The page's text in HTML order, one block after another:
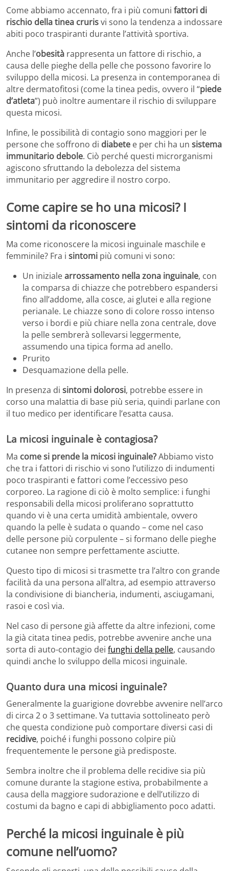
Come abbiamo accennato, fra i più comuni fattori di
rischio della tinea crurisvi sono la tendenza a indossare
abiti poco traspiranti durante l’attività sportiva.
Anche l’obesità rappresenta un fattore di rischio, a
causa delle pieghe della pelle che possono favorire lo
sviluppo della micosi. La presenza in contemporanea di
altre dermatofitosi (come la tinea pedis, ovvero il “piede
d’atleta”) può inoltre aumentare il rischio di sviluppare
questa micosi.
Infine, le possibilità di contagio sono maggiori per le
persone che soffrono di diabete e per chi ha un sistema
immunitario debole. Ciò perché questi microrganismi
agiscono sfruttando la debolezza del sistema
immunitario per aggredire il nostro corpo.
Come capire se ho una micosi? I
sintomi da riconoscere
Ma come riconoscere la micosi inguinale maschile e
femminile? Fra i sintomi più comuni vi sono:
Un inizialearrossamento nella zona inguinale, con
la comparsa di chiazze che potrebbero espandersi
fino all’addome, alla cosce, ai glutei e alla regione
perianale. Le chiazze sono di colore rosso intenso
verso i bordi e più chiare nella zona centrale, dove
la pelle sembrerà sollevarsi leggermente,
assumendo una tipica forma ad anello.
Prurito
Desquamazione della pelle.
In presenza di sintomi dolorosi, potrebbe essere in
corso una malattia di base più seria, quindi parlane con
il tuo medico per identificare l’esatta causa.
La micosi inguinale è contagiosa?
Ma come si prende la micosi inguinale?Abbiamo visto
che tra i fattori di rischio vi sono l’utilizzo di indumenti
poco traspiranti e fattori come l’eccessivo peso
corporeo. La ragione di ciò è molto semplice: i funghi
responsabili della micosi proliferano soprattutto
quando vi è una certa umidità ambientale, ovvero
quando la pelle è sudata o quando – come nel caso
delle persone più corpulente – si formano delle pieghe
cutanee non sempre perfettamente asciutte.
Questo tipo di micosi si trasmette tra l’altro con grande
facilità da una persona all’altra, ad esempio attraverso
la condivisione di biancheria, indumenti, asciugamani,
rasoi e così via.
Nel caso di persone già affette da altre infezioni, come
la già citata tinea pedis, potrebbe avvenire anche una
sorta di auto-contagio dei funghi della pelle, causando
quindi anche lo sviluppo della micosi inguinale.
Quanto dura una micosi inguinale?
Generalmente la guarigione dovrebbe avvenire nell’arco
di circa 2 o 3 settimane. Va tuttavia sottolineato però
che questa condizione può comportare diversi casi di
recidive, poiché i funghi possono colpire più
frequentemente le persone già predisposte.
Sembra inoltre che il problema delle recidive sia più
comune durante la stagione estiva, probabilmente a
causa della maggiore sudorazione e dell’utilizzo di
costumi da bagno e capi di abbigliamento poco adatti.
Perché la micosi inguinale è più
comune nell’uomo?